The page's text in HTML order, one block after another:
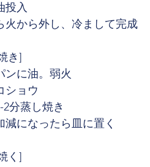
投入
火から外し、冷まして完成
き]
ンに油。弱火
ショウ
分蒸し焼き
減になったら皿に置く
く]